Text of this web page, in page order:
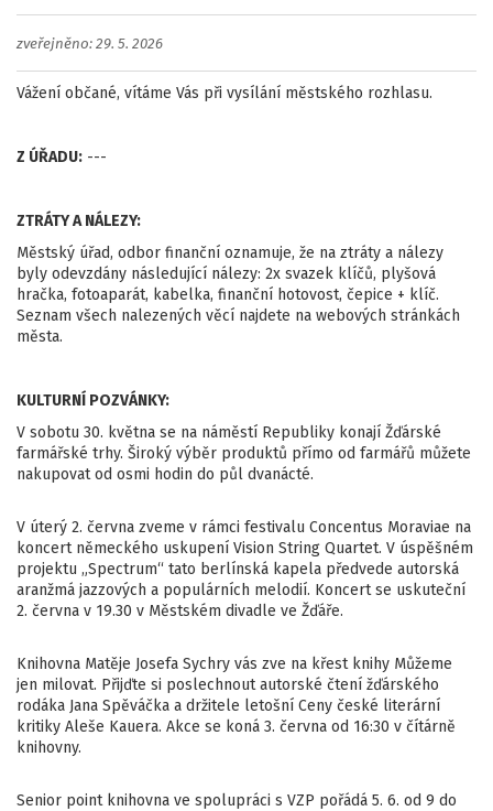
zveřejněno: 29. 5. 2026
Vážení občané, vítáme Vás při vysílání městského rozhlasu.
Z ÚŘADU: ---
ZTRÁTY A NÁLEZY:
Městský úřad, odbor finanční oznamuje, že na ztráty a nálezy
byly odevzdány následující nálezy: 2x svazek klíčů, plyšová
hračka, fotoaparát, kabelka, finanční hotovost, čepice + klíč.
Seznam všech nalezených věcí najdete na webových stránkách
města.
KULTURNÍ POZVÁNKY:
V sobotu 30. května se na náměstí Republiky konají Žďárské
farmářské trhy. Široký výběr produktů přímo od farmářů můžete
nakupovat od osmi hodin do půl dvanácté.
V úterý 2. června zveme v rámci festivalu Concentus Moraviae na
koncert německého uskupení Vision String Quartet. V úspěšném
projektu „Spectrum“ tato berlínská kapela předvede autorská
aranžmá jazzových a populárních melodií. Koncert se uskuteční
2. června v 19.30 v Městském divadle ve Žďáře.
Knihovna Matěje Josefa Sychry vás zve na křest knihy Můžeme
jen milovat. Přijďte si poslechnout autorské čtení žďárského
rodáka Jana Spěváčka a držitele letošní Ceny české literární
kritiky Aleše Kauera. Akce se koná 3. června od 16:30 v čítárně
knihovny.
Senior point knihovna ve spolupráci s VZP pořádá 5. 6. od 9 do